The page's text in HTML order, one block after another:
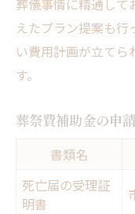
葬儀事情に精通して
えたプラン提案も行
い費用計画が立てら
す。
葬祭費補助金の申
書類名
死亡届の受理証
明書